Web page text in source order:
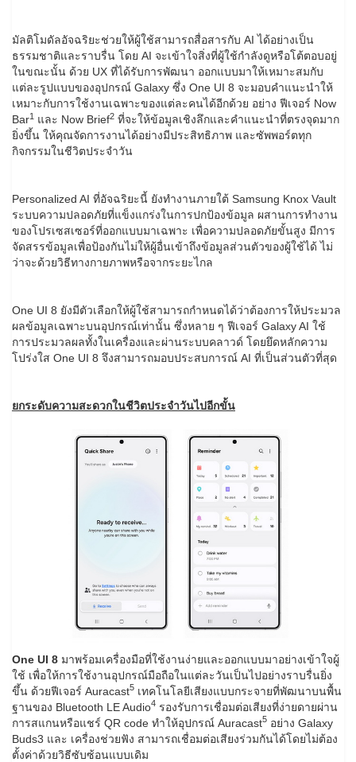
มัลติโมดัลอัจฉริยะช่วยให้ผู้ใช้สามารถสื่อสารกับ AI ได้อย่างเป็น
ธรรมชาติและราบรื่น โดย AI จะเข้าใจสิ่งที่ผู้ใช้กำลังดูหรือโต้ตอบอยู่
ในขณะนั้น ด้วย UX ที่ได้รับการพัฒนา ออกแบบมาให้เหมาะสมกับ
แต่ละรูปแบบของอุปกรณ์ Galaxy ซึ่ง One UI 8 จะมอบคำแนะนำให้
เหมาะกับการใช้งานเฉพาะของแต่ละคนได้อีกด้วย อย่าง ฟีเจอร์ Now
Bar1 และ Now Brief2 ที่จะให้ข้อมูลเชิงลึกและคำแนะนำที่ตรงจุดมาก
ยิ่งขึ้น ให้คุณจัดการงานได้อย่างมีประสิทธิภาพ และซัพพอร์ตทุก
กิจกรรมในชีวิตประจำวัน
Personalized AI ที่อัจฉริยะนี้ ยังทำงานภายใต้ Samsung Knox Vault
ระบบความปลอดภัยที่แข็งแกร่งในการปกป้องข้อมูล ผสานการทำงาน
ของโปรเซสเซอร์ที่ออกแบบมาเฉพาะ เพื่อความปลอดภัยขั้นสูง มีการ
จัดสรรข้อมูลเพื่อป้องกันไม่ให้ผู้อื่นเข้าถึงข้อมูลส่วนตัวของผู้ใช้ได้ ไม่
ว่าจะด้วยวิธีทางกายภาพหรือจากระยะไกล
One UI 8 ยังมีตัวเลือกให้ผู้ใช้สามารถกำหนดได้ว่าต้องการให้ประมวล
ผลข้อมูลเฉพาะบนอุปกรณ์เท่านั้น ซึ่งหลาย ๆ ฟีเจอร์ Galaxy AI ใช้
การประมวลผลทั้งในเครื่องและผ่านระบบคลาวด์ โดยยึดหลักความ
โปร่งใส One UI 8 จึงสามารถมอบประสบการณ์ AI ที่เป็นส่วนตัวที่สุด
ยกระดับความสะดวกในชีวิตประจำวันไปอีกขั้น
One UI 8 มาพร้อมเครื่องมือที่ใช้งานง่ายและออกแบบมาอย่างเข้าใจผู้
ใช้ เพื่อให้การใช้งานอุปกรณ์มือถือในแต่ละวันเป็นไปอย่างราบรื่นยิ่ง
ขึ้น ด้วยฟีเจอร์ Auracast5 เทคโนโลยีเสียงแบบกระจายที่พัฒนาบนพื้น
ฐานของ Bluetooth LE Audio4 รองรับการเชื่อมต่อเสียงที่ง่ายดายผ่าน
การสแกนหรือแชร์ QR code ทำให้อุปกรณ์ Auracast5 อย่าง Galaxy
Buds3 และ เครื่องช่วยฟัง สามารถเชื่อมต่อเสียงร่วมกันได้โดยไม่ต้อง
ตั้งค่าด้วยวิธีซับซ้อนแบบเดิม